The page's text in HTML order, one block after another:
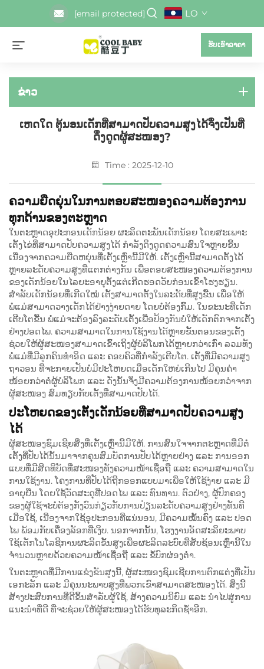
[email protected] LO
ຮັບເອົາລາຄາ
ຂ່າວ
ເຫດໃດ ຕູ້ນອນເດັກທີ່ສາມາດປັບຄວາມສູງໄດ້ຈຶ່ງເປັນທີ່
ດຶງດູດຜູ້ສະໜອງ?
Time : 2025-12-10
ຄວາມຍືດຍຸ່ນໃນການຕອບສະໜອງຄວາມຕ້ອງການ
ທຸກດ້ານຂອງຕະຫຼາດ
ໃນຕະຫຼາດອຸປະກອນເດັກນ້ອຍ ຜະລິດຕະພັນເດັກນ້ອຍ ໂດຍສະເພາະ
ເຕັ້ງໄຂ່ທີ່ສາມາດປັບຄວາມສູງໄດ້ ກໍາລັງດຶງດູດຄວາມສົນໃຈຫຼາຍຂື້ນ
ເນື່ອງຈາກຄວາມຍືດຫຍຸ່ນທີ່ເຕັ້ງເຫຼົ່ານີ້ມີໃຫ້. ເຕັ້ງເຫຼົ່ານີ້ສາມາດຕັ້ງໄດ້
ຫຼາຍລະດັບຄວາມສູງທີ່ແຕກຕ່າງກັນ ເພື່ອຕອບສະໜອງຄວາມຕ້ອງການ
ຂອງເດັກນ້ອຍໃນໄລຍະອາຍຸຕັ້ງແຕ່ເກີດຮອດວັຍກ່ອນເຂົ້າໂຮງຮຽນ.
ສຳລັບເດັກນ້ອຍທີ່ເກີດໃໝ່ ເຕັ້ງສາມາດຕັ້ງໃນລະດັບທີ່ສູງຂື້ນ ເພື່ອໃຫ້
ພໍ່ແມ່ສາມາດວາງເດັກໄດ້ຢ່າງງ່າຍດາຍ ໂດຍບໍ່ຕ້ອງກົ້ມ. ໃນຂະນະທີ່ເດັກ
ເຕີບໂຕຂື້ນ ພໍ່ແມ່ຈະຕ້ອງລົງລະດັບເຕັ້ງເພື່ອປ້ອງກັນບໍ່ໃຫ້ເດັກຕົກຈາກເຕັ້ງ
ຢ່າງປອດໄພ. ຄວາມສາມາດໃນການໃຊ້ງານໄດ້ຫຼາຍຂັ້ນຕອນຂອງເຕັ້ງ
ຊ່ວຍໃຫ້ຜູ້ສະໜອງສາມາດເຂົ້າເຖິງຜູ້ບໍລິໂພກໄດ້ຫຼາຍກວ່າເກົ່າ ລວມທັງ
ພໍ່ແມ່ທີ່ມີລູກຄົນທຳອິດ ແລະ ຄອບຄົວທີ່ກຳລັງເຕີບໂຕ. ເຕັ້ງທີ່ມີຄວາມສູງ
ຖາວອນ ທີ່ຈະກາຍເປັນບໍ່ມີປະໂຫຍດເມື່ອເດັກໃຫຍ່ເກີນໄປ ມີຄຸນຄ່າ
ໜ້ອຍກວ່າຕໍ່ຜູ້ບໍລິໂພກ ແລະ ດັ່ງນັ້ນຈຶ່ງມີຄວາມຕ້ອງການໜ້ອຍກວ່າຈາກ
ຜູ້ສະໜອງ ສົມທຽບກັບເຕັ້ງທີ່ສາມາດປັບໄດ້.
ປະໂຫຍດຂອງເຕັ້ງເດັກນ້ອຍທີ່ສາມາດປັບຄວາມສູງ
ໄດ້
ຜູ້ສະໜອງຊົມເຊີຍສິ່ງທີ່ເຕັ້ງເຫຼົ່ານີ້ມີໃຫ້. ການສົນໃຈຈາກຕະຫຼາດທີ່ມີຕໍ່
ເຕັ້ງທີ່ປັບໄດ້ນັ້ນມາຈາກຄຸນສົມບັດການປັບໄດ້ຫຼາຍຢ່າງ ແລະ ການອອກ
ແບບທີ່ມີສິດທິບັດທີ່ສະໜອງທັງຄວາມໜ້າເຊື່ອຖື ແລະ ຄວາມສາມາດໃນ
ການໃຊ້ງານ. ໂຄງການທີ່ປັບໄດ້ຖືກອອກແບບມາເພື່ອໃຫ້ໃຊ້ງ່າຍ ແລະ ມີ
ອາຍຸຍືນ ໂດຍໃຊ້ວັດສະດຸທີ່ປອດໄພ ແລະ ທົນທານ. ຕົວຢ່າງ, ຜູ້ປົກຄອງ
ຂອງຜູ້ໃຊ້ຈະບໍ່ຕ້ອງກັງວົນກ່ຽວກັບການປ່ຽນລະດັບຄວາມສູງຢ່າງທັນທີ
ເມື່ອໃຊ້, ເນື່ອງຈາກໃຊ້ອຸປະກອນທີ່ແນ່ນອນ, ມີຄວາມໝັ້ນຄົງ ແລະ ປອດ
ໄພ ພ້ອມກັບເຄື່ອງລັອກທີ່ເງິບ. ນອກຈາກນັ້ນ, ໂຮງງານອັດສະລິຍະພາບ
ໃຊ້ເຕັກໂນໂລຊີການຜະລິດຂັ້ນສູງເພື່ອຜະລິດລະບົບທີ່ສັບຊ້ອນເຫຼົ່ານີ້ໃນ
ຈຳນວນຫຼາຍດ້ວຍຄວາມໜ້າເຊື່ອຖື ແລະ ຂໍ້ບົກຜ່ອງຕ່ຳ.
ໃນຕະຫຼາດທີ່ມີການແຂ່ງຂັນສູງນີ້, ຜູ້ສະໜອງຊົມເຊີຍການຕົກແຕ່ງທີ່ເປັນ
ເອກະລັກ ແລະ ມີຄຸນນະພາບສູງທີ່ພວກເຂົາສາມາດສະໜອງໄດ້. ສິ່ງນີ້
ສ້າງປະສົບການທີ່ດີຂຶ້ນສຳລັບຜູ້ໃຊ້, ສ້າງຄວາມນິຍົມ ແລະ ນຳໄປສູ່ການ
ແນະນຳທີ່ດີ ທີ່ຈະຊ່ວຍໃຫ້ຜູ້ສະໜອງໄດ້ຮັບທຸລະກິດຊ້ຳອີກ.